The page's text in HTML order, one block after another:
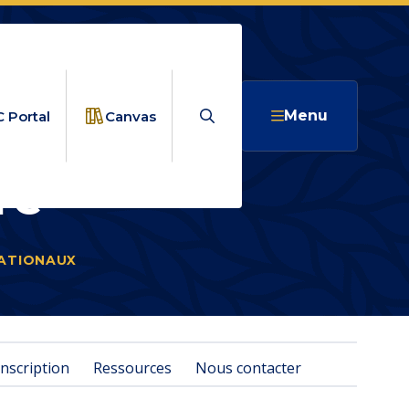
Portal Canvas Search Menu
Ressources Nous contacter